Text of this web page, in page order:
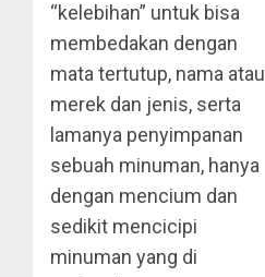
“kelebihan” untuk bisa
membedakan dengan
mata tertutup, nama atau
merek dan jenis, serta
lamanya penyimpanan
sebuah minuman, hanya
dengan mencium dan
sedikit mencicipi
minuman yang di